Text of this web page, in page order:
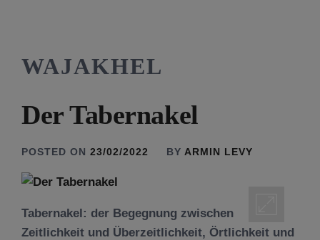
WAJAKHEL
Der Tabernakel
POSTED ON 23/02/2022 BY ARMIN LEVY
Tabernakel: der Begegnung zwischen
Zeitlichkeit und Überzeitlichkeit, Örtlichkeit und